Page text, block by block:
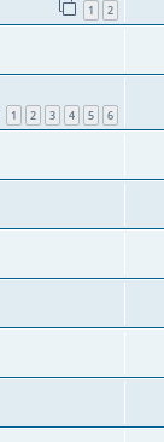
1 2
1 2 3 4 5 6